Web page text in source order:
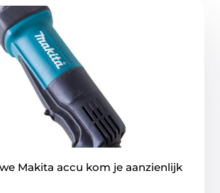
Makita accu kom je aanzienlijk